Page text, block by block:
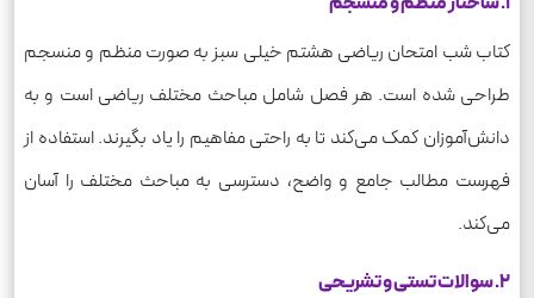
کتاب شب امتحان ریاضی هشتم خیلی سبز به صورت منظم و منسجم
طراحی شده است. هر فصل شامل مباحث مختلف ریاضی است و به
دانش‌آموزان کمک می‌کند تا به راحتی مفاهیم را یاد بگیرند. استفاده از
فهرست مطالب جامع و واضح، دسترسی به مباحث مختلف را آسان
می‌کند.
2. سوالات تستی و تشریحی